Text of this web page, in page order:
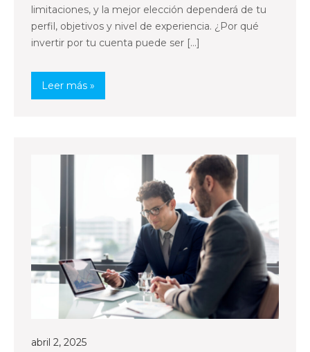
limitaciones, y la mejor elección dependerá de tu
perfil, objetivos y nivel de experiencia. ¿Por qué
invertir por tu cuenta puede ser […]
Leer más »
abril 2, 2025